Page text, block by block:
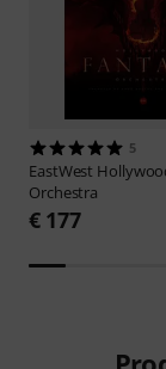
5
EastWest
Orchestra
€ 177